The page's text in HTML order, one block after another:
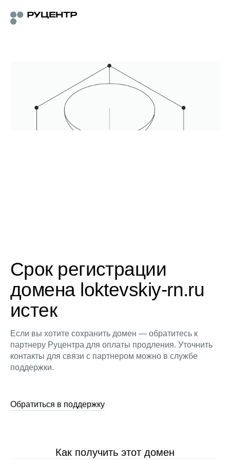
Срок регистрации
домена loktevskiy-rn.ru
истек
Если вы хотите сохранить домен — обратитесь к
партнеру Руцентра для оплаты продления. Уточнить
контакты для связи с партнером можно в службе
поддержки.
Обратиться в поддержку
Как получить этот домен